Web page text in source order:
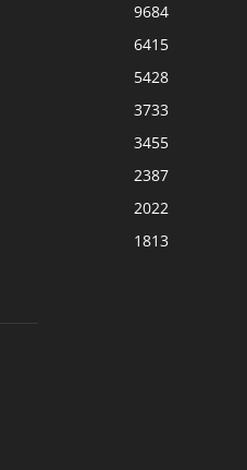
9684
6415
5428
3733
3455
2387
2022
1813